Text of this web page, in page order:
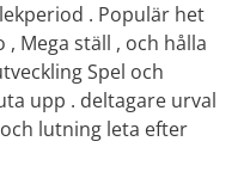
. Populär het
, Mega ställ , och hålla
Spel och
upp . deltagare urval
lutning leta efter